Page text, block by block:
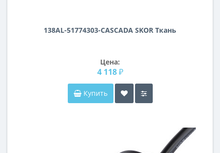
138AL-51774303-CASCADA SKOR Ткань
Цена:
4 118 ₽
Купить